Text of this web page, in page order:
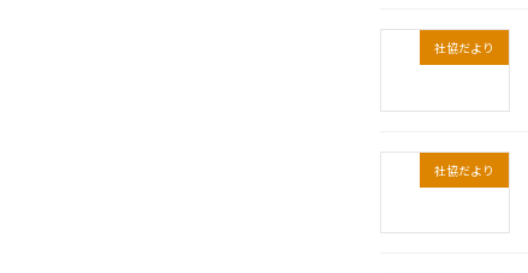
社協だより
社協だより